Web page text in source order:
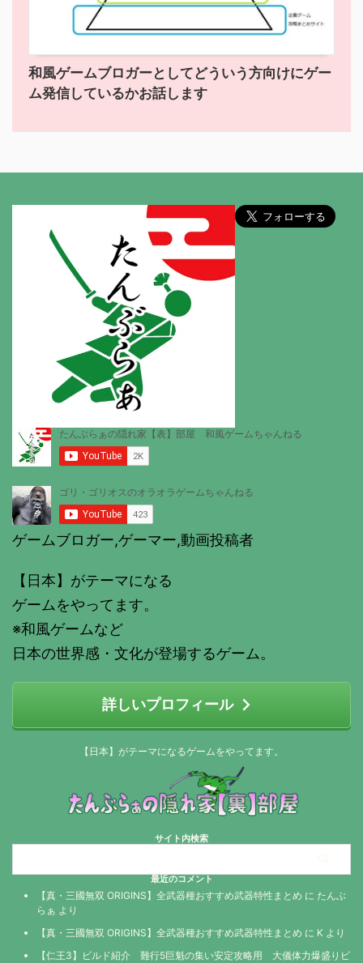
和風ゲームブロガーとしてどういう方向けにゲー
ム発信しているかお話します
ゲームブロガー,ゲーマー,動画投稿者
【日本】がテーマになる
ゲームをやってます。
※和風ゲームなど
日本の世界感・文化が登場するゲーム。
詳しいプロフィール
【日本】がテーマになるゲームをやってます。
サイト内検索
最近のコメント
【真・三國無双 ORIGINS】全武器種おすすめ武器特性まとめ に たんぶ
らぁ より
【真・三國無双 ORIGINS】全武器種おすすめ武器特性まとめ に K より
【仁王3】ビルド紹介 難行5巨魁の集い安定攻略用 大儀体力爆盛りビ